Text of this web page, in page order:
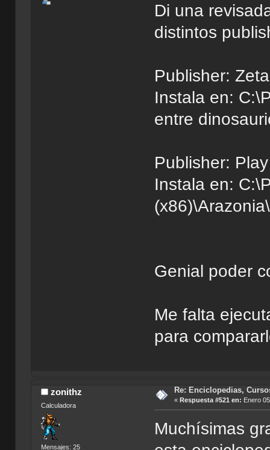
Di una
distintos
Publisher:
Instala en:
entre
Publisher:
Instala en:
Genial poder
Me falta
para
zonithz
Calculadora
Mensajes: 25
Re: Enciclopedias,
« Respuesta #521 en: Enero
Muchísimas